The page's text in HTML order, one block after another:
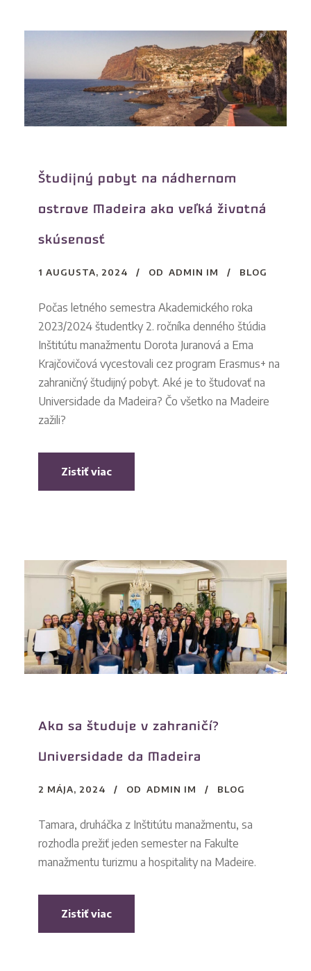
Študijný pobyt na nádhernom
ostrove Madeira ako veľká životná
skúsenosť
1 AUGUSTA, 2024 OD ADMIN IM BLOG
Počas letného semestra Akademického roka
2023/2024 študentky 2. ročníka denného štúdia
Inštitútu manažmentu Dorota Juranová a Ema
Krajčovičová vycestovali cez program Erasmus+ na
zahraničný študijný pobyt. Aké je to študovať na
Universidade da Madeira? Čo všetko na Madeire
zažili?
Zistiť viac
Ako sa študuje v zahraničí?
Universidade da Madeira
2 MÁJA, 2024 OD ADMIN IM BLOG
Tamara, druháčka z Inštitútu manažmentu, sa
rozhodla prežiť jeden semester na Fakulte
manažmentu turizmu a hospitality na Madeire.
Zistiť viac